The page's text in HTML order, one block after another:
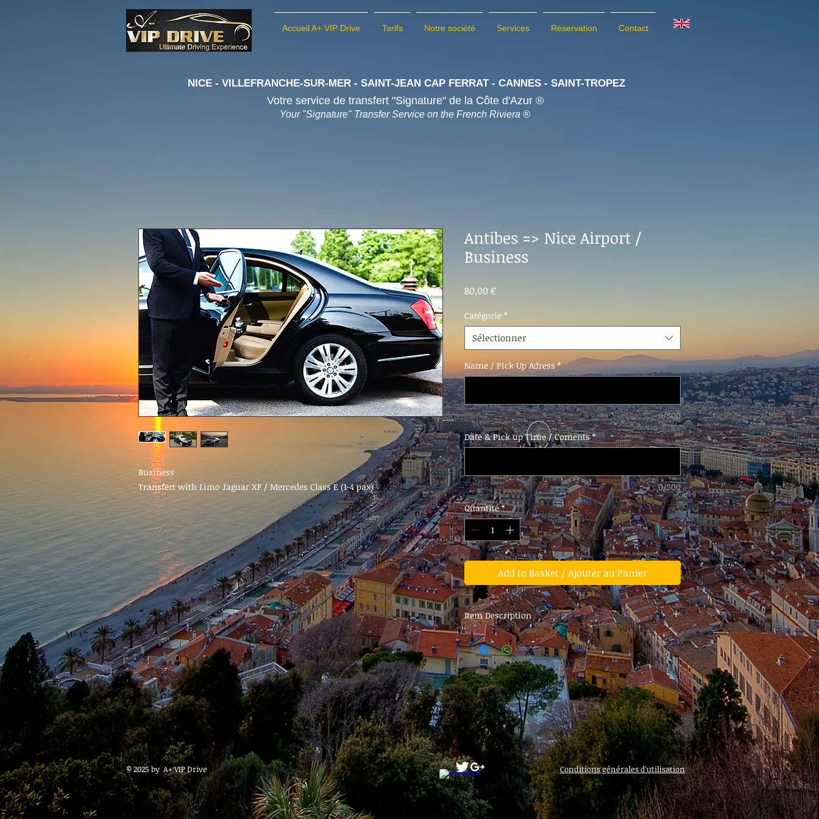
Accueil A+ VIP Drive Tarifs Notre société Services Réservation Contact
NICE - VILLEFRANCHE-SUR-MER - SAINT-JEAN CAP FERRAT - CANNES - SAINT-TROPEZ
Votre service de transfert "Signature" de la Côte d'Azur ®
Your "Signature" Transfer Service on the French Riviera ®
Business
Transfert with Limo Jaguar XF / Mercedes Class E (1-4 pax)
Antibes => Nice Airport /
Business
80,00 €Prix
Catégorie *
Sélectionner
Name / Pick Up Adress *
0/500
Date & Pick up Time / Coments *
0/500
Quantité *
Add to Basket / Ajouter au Panier
Item Description
Business
Pick up & Transfert with Limo Jaguar XF / Mercedes
Class E (1-4 pax)
© 2025 by A+ VIP Drive Conditions générales d'utilisation